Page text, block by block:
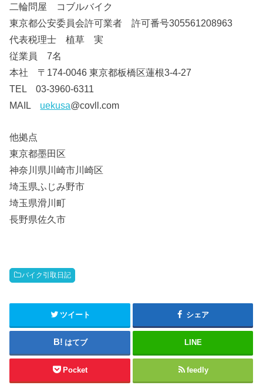
二輪問屋 コブルバイク
東京都公安委員会許可業者 許可番号305561208963
代表税理士 植草 実
従業員 7名
本社 〒174-0046 東京都板橋区蓮根3-4-27
TEL 03-3960-6311
MAIL uekusa@covll.com
他拠点
東京都墨田区
神奈川県川崎市川崎区
埼玉県ふじみ野市
埼玉県滑川町
長野県佐久市
バイク引取日記
ツイート シェア
はてブ LINE
Pocket feedly